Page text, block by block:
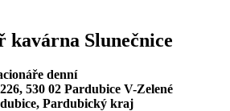
kavárna Slunečnice
denní
530 02 Pardubice V-Zelené
Pardubický kraj